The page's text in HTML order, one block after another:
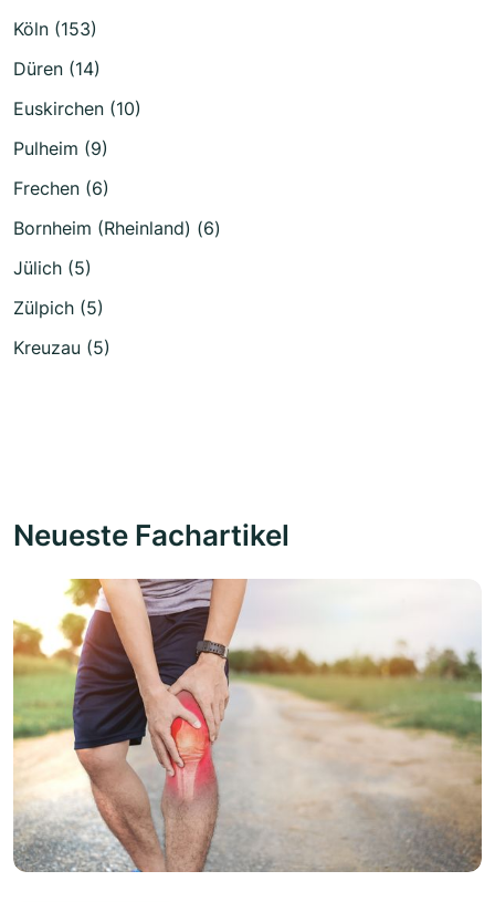
Köln (153)
Düren (14)
Euskirchen (10)
Pulheim (9)
Frechen (6)
Bornheim (Rheinland) (6)
Jülich (5)
Zülpich (5)
Kreuzau (5)
Neueste Fachartikel